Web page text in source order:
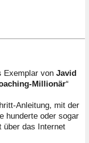
Exemplar von Javid
Millionär“
Anleitung, mit der
hunderte oder sogar
über das Internet